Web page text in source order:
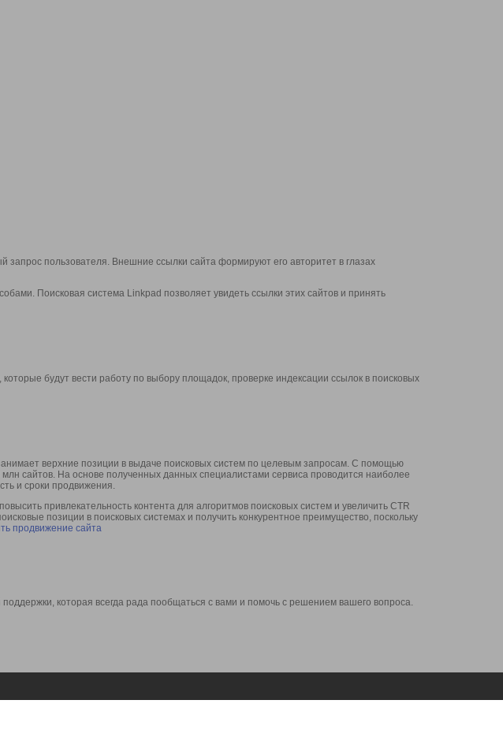
пользователя. Внешние ссылки сайта формируют его авторитет в глазах
Поисковая система Linkpad позволяет увидеть ссылки этих сайтов и принять
будут вести работу по выбору площадок, проверке индексации ссылок в поисковых
верхние позиции в выдаче поисковых систем по целевым запросам. С помощью
сайтов. На основе полученных данных специалистами сервиса проводится наиболее
и сроки продвижения.
привлекательность контента для алгоритмов поисковых систем и увеличить CTR
позиции в поисковых системах и получить конкурентное преимущество, поскольку
продвижение сайта
которая всегда рада пообщаться с вами и помочь с решением вашего вопроса.